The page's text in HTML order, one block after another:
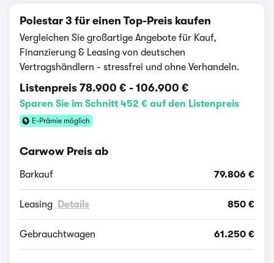
Polestar 3 für einen Top-Preis kaufen
Vergleichen Sie großartige Angebote für Kauf,
Finanzierung & Leasing von deutschen
Vertragshändlern - stressfrei und ohne Verhandeln.
Listenpreis 78.900 € - 106.900 €
Sparen Sie im Schnitt 452 € auf den Listenpreis
E-Prämie möglich
Carwow Preis ab
Barkauf 79.806 €
Leasing Details 850 €
Gebrauchtwagen 61.250 €